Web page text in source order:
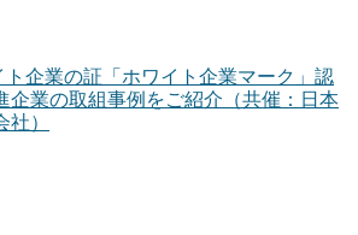
ト企業の証「ホワイト企業マーク」認
企業の取組事例をご紹介（共催：日本
）